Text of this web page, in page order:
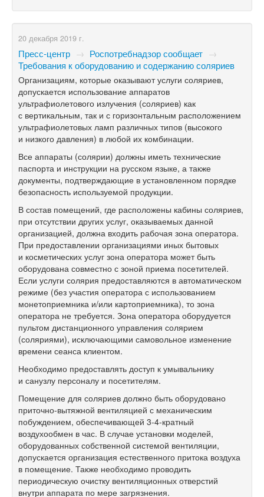
20 декабря 2019 г.
Пресс-центр → Роспотребнадзор сообщает →
Требования к оборудованию и содержанию соляриев
Организациям, которые оказывают услуги соляриев,
допускается использование аппаратов
ультрафиолетового излучения (соляриев) как
с вертикальным, так и с горизонтальным расположением
ультрафиолетовых ламп различных типов (высокого
и низкого давления) в любой их комбинации.
Все аппараты (солярии) должны иметь технические
паспорта и инструкции на русском языке, а также
документы, подтверждающие в установленном порядке
безопасность используемой продукции.
В состав помещений, где расположены кабины соляриев,
при отсутствии других услуг, оказываемых данной
организацией, должна входить рабочая зона оператора.
При предоставлении организациями иных бытовых
и косметических услуг зона оператора может быть
оборудована совместно с зоной приема посетителей.
Если услуги солярия предоставляются в автоматическом
режиме (без участия оператора с использованием
монетоприемника и/или картоприемника), то зона
оператора не требуется. Зона оператора оборудуется
пультом дистанционного управления солярием
(соляриями), исключающими самовольное изменение
времени сеанса клиентом.
Необходимо предоставлять доступ к умывальнику
и санузлу персоналу и посетителям.
Помещение для соляриев должно быть оборудовано
приточно-вытяжной вентиляцией с механическим
побуждением, обеспечивающей 3-4-кратный
воздухообмен в час. В случае установки моделей,
оборудованных собственной системой вентиляции,
допускается организация естественного притока воздуха
в помещение. Также необходимо проводить
периодическую очистку вентиляционных отверстий
внутри аппарата по мере загрязнения.